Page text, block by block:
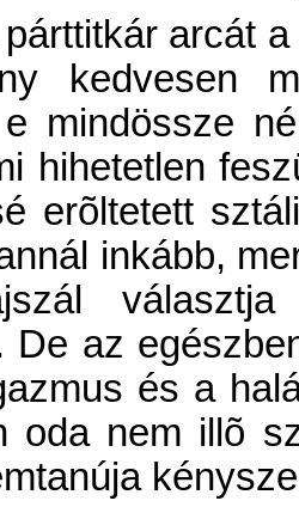
arcát
kedvesen
mindössze
hihetetlen
erõltetett
inkább,
De az
és a
oda nem illõ